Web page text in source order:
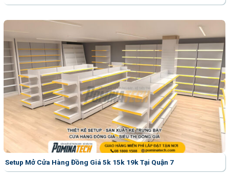
Setup Mở Cửa Hàng Đồng Giá 5k 15k 19k Tại Quận 7